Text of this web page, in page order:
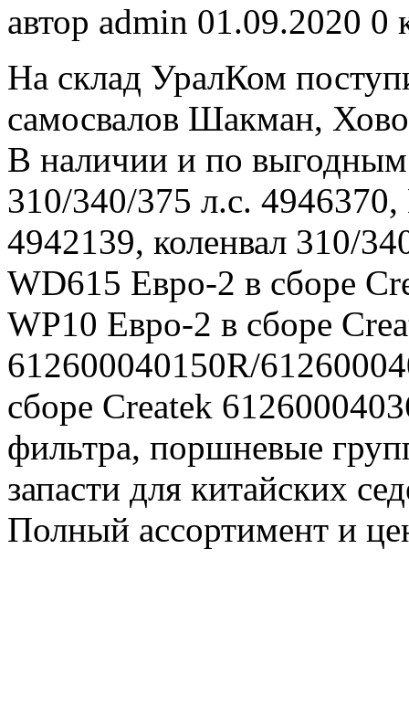
автор admin 01.09.2020 0
На склад УралКом
самосвалов Шакман,
В наличии и по
310/340/375 л.с.
4942139, коленвал 310/
WD615 Евро-2 в сборе
WP10 Евро-2 в сборе
612600040150R/
сборе Createk
фильтра, поршневые
запасти для китайских
Полный ассортимент и